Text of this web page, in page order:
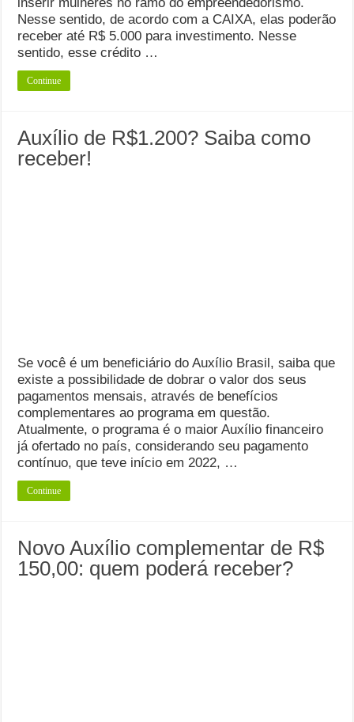
Nesse sentido, de acordo com a CAIXA, elas poderão
receber até R$ 5.000 para investimento. Nesse
sentido, esse crédito …
Continue
Auxílio de R$1.200? Saiba como
receber!
Se você é um beneficiário do Auxílio Brasil, saiba que
existe a possibilidade de dobrar o valor dos seus
pagamentos mensais, através de benefícios
complementares ao programa em questão.
Atualmente, o programa é o maior Auxílio financeiro
já ofertado no país, considerando seu pagamento
contínuo, que teve início em 2022, …
Continue
Novo Auxílio complementar de R$
150,00: quem poderá receber?